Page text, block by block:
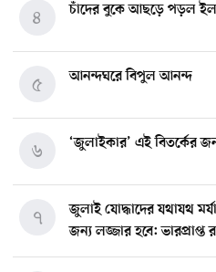
চাঁদের বুকে আছড়ে পড়ল ইলন
৪
আনন্দঘরে বিপুল আনন্দ
৫
‘জুলাইকার’ এই বিতর্কের
৬
জুলাই যোদ্ধাদের যথাযথ
জন্য লজ্জার হবে: ভারপ্রাপ্ত
৭